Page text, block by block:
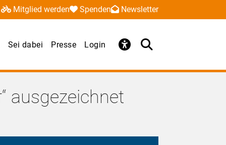
Mitglied werden Spenden Newsletter
Sei dabei Presse Login
ausgezeichnet